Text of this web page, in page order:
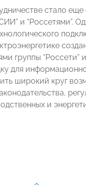
стало
и “Россетями”.
группы “Россети”
для
широкий круг
и